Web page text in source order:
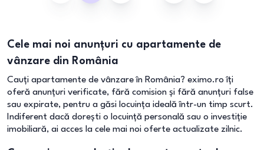
Cele mai noi anunțuri cu apartamente de
vânzare din România
Cauți apartamente de vânzare în România? eximo.ro îți
oferă anunțuri verificate, fără comision și fără anunțuri false
sau expirate, pentru a găsi locuința ideală într-un timp scurt.
Indiferent dacă dorești o locuință personală sau o investiție
imobiliară, ai acces la cele mai noi oferte actualizate zilnic.